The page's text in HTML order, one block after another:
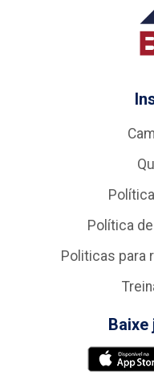
Política
Politicas para
Baixe